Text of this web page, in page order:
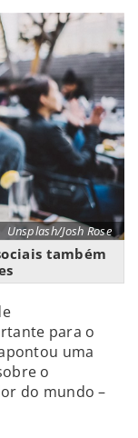
Unsplash/Josh Rose
também
para o
uma
o
do mundo –